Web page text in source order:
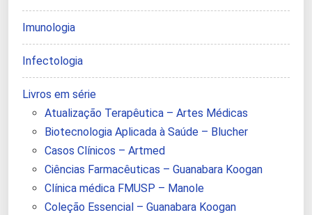
Imunologia
Infectologia
Livros em série
Atualização Terapêutica – Artes Médicas
Biotecnologia Aplicada à Saúde – Blucher
Casos Clínicos – Artmed
Ciências Farmacêuticas – Guanabara Koogan
Clínica médica FMUSP – Manole
Coleção Essencial – Guanabara Koogan